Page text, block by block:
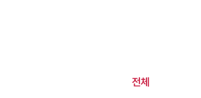
전체